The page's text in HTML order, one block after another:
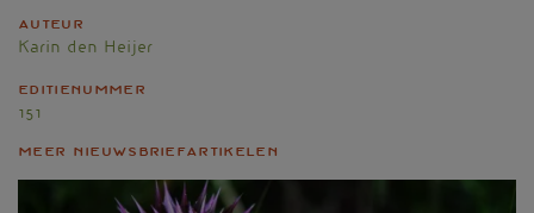
Auteur
Karin den Heijer
Editienummer
151
Meer nieuwsbriefartikelen